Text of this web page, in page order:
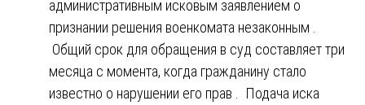
административным исковым заявлением о
признании решения военкомата незаконным .
Общий срок для обращения в суд составляет три
месяца с момента, когда гражданину стало
известно о нарушении его прав . Подача иска